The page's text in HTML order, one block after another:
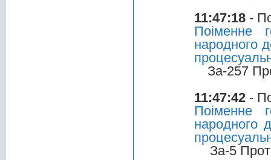
11:47:18 -
Поіменне
народного
За-257
11:47:42 -
Поіменне
народного
За-5